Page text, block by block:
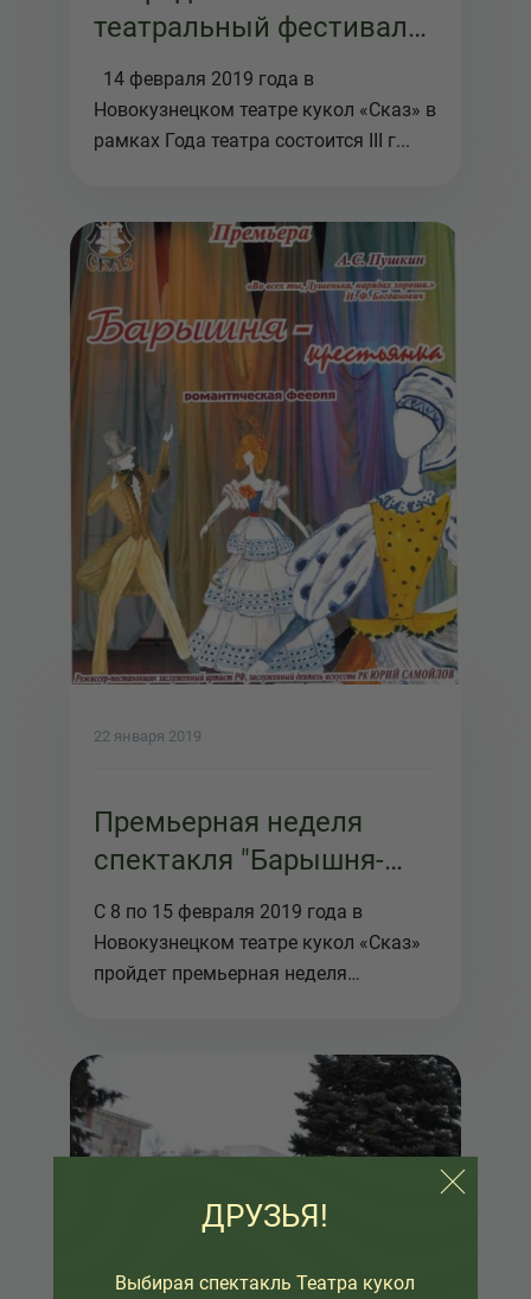
театральный фестиваль
3+5 Кузнецкая карусель
пройдет в театре кукол
Сказ
14 февраля 2019 года в
Новокузнецком театре кукол «Сказ» в
рамках Года театра состоится III г...
22 января 2019
Премьерная неделя
спектакля "Барышня-
крестьянка"
С 8 по 15 февраля 2019 года в
Новокузнецком театре кукол «Сказ»
пройдет премьерная неделя
ДРУЗЬЯ!
Выбирая спектакль Театра кукол